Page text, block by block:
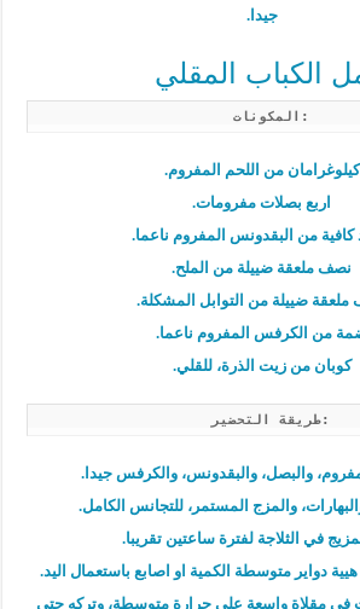
جيدا.
الكباب المقلي
المكونات:
كيلوغرامان من اللحم المفروم.
اربع بصلات مفرومات.
كافية من البقدونس المفروم ناعما.
نصف ملعقة ضييلة من الملح.
ضييلة من التوابل المشكلة.
من الكرفس المفروم ناعما.
كوبان من زيت الذرة، للقلي.
طريقة التحضير:
والبصل، والبقدونس، والكرفس جيدا.
والمزج المستمر، للتجانس الكامل.
في الثلاجة لفترة ساعتين تقريبا.
دواير متوسطة الكمية او اصابع باستعمال اليد.
في مقلاة واسعة على حرارة متوسطة، وتركه حتى